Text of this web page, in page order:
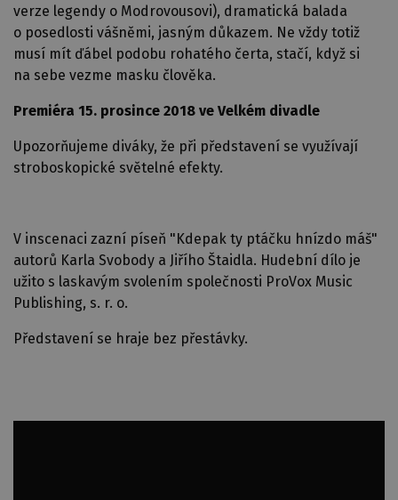
verze legendy o Modrovousovi), dramatická balada
o posedlosti vášněmi, jasným důkazem. Ne vždy totiž
musí mít ďábel podobu rohatého čerta, stačí, když si
na sebe vezme masku člověka.
Premiéra 15. prosince 2018 ve Velkém divadle
Upozorňujeme diváky, že při představení se využívají
stroboskopické světelné efekty.
V inscenaci zazní píseň "Kdepak ty ptáčku hnízdo máš"
autorů Karla Svobody a Jiřího Štaidla. Hudební dílo je
užito s laskavým svolením společnosti ProVox Music
Publishing, s. r. o.
Představení se hraje bez přestávky.